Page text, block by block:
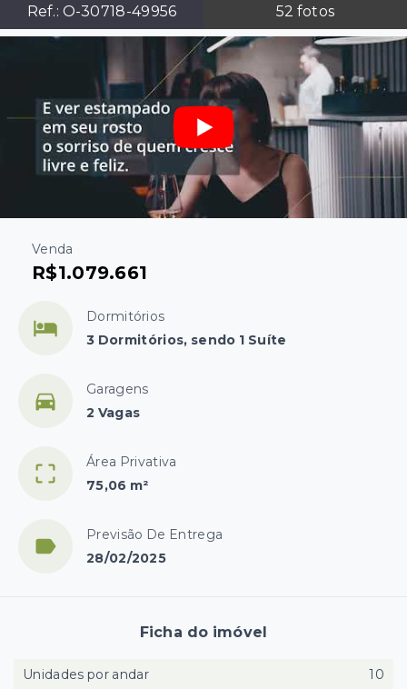
Ref.: O-30718-49956 52 fotos
Venda
R$1.079.661
Dormitórios
3 Dormitórios, sendo 1 Suíte
Garagens
2 Vagas
Área Privativa
75,06 m²
Previsão De Entrega
28/02/2025
Ficha do imóvel
Unidades por andar
10